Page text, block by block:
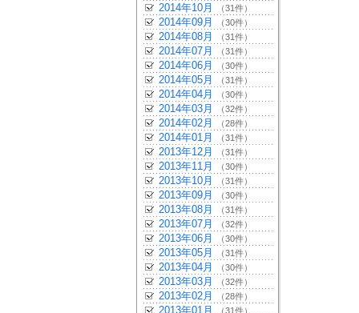
2014年10月 （31件）
2014年09月 （30件）
2014年08月 （31件）
2014年07月 （31件）
2014年06月 （30件）
2014年05月 （31件）
2014年04月 （30件）
2014年03月 （32件）
2014年02月 （28件）
2014年01月 （31件）
2013年12月 （31件）
2013年11月 （30件）
2013年10月 （31件）
2013年09月 （30件）
2013年08月 （31件）
2013年07月 （32件）
2013年06月 （30件）
2013年05月 （31件）
2013年04月 （30件）
2013年03月 （32件）
2013年02月 （28件）
2013年01月 （31件）